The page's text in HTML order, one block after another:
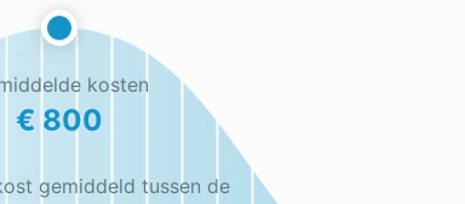
kosten
€ 800
gemiddeld tussen de